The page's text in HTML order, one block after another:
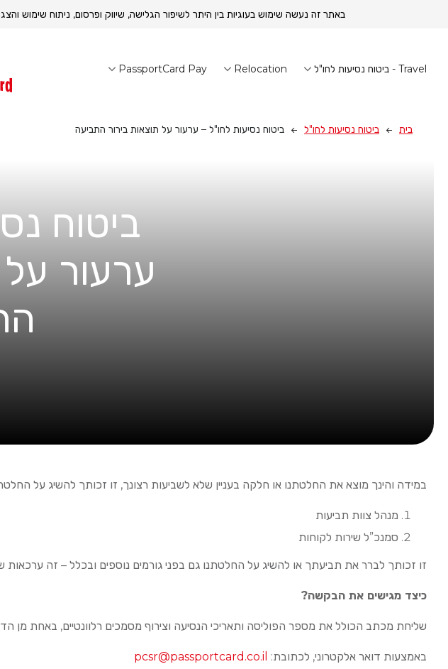
באתר זה נעשה שימוש בעוגיות בין היתר לשיפור הגלישה, שיווק ופרסום, ניתוח
Travel - ביטוח נסיעות לחו"ל Relocation
PassportCard Pay
בית ביטוח נסיעות לחו"ל ביטוח נסיעות לחו"ל – ערעור על תוצאות בירור התביעה
ביטוח
ערעור על
במידה והינך מוצא את החלטתנו או חלקה בעניין שלא לשביעות רצונך, זו זכותך להשיג על
מנהל צוות תביעות
סמנכ”ל שירות לקוחות
זו זכותך לברר את תביעתך או להשיג על החלטתנו גם בפני גורמים נוספים ובכלל – זה ערכאות
כיצד מגישים את הבקשה?
שליחת מכתב הכולל את מספר הפוליסה ותאריכי הנסיעה וצירוף מסמכים רלוונטיים, באחת מן
באמצעות דואר אלקטרוני, לכתובת: pcsr@passportcard.co.il